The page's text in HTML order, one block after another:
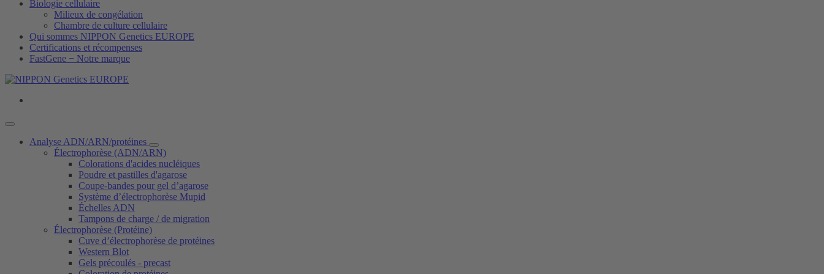
Biologie cellulaire
Milieux de congélation
Chambre de culture cellulaire
Qui sommes NIPPON Genetics EUROPE
Certifications et récompenses
FastGene − Notre marque
Analyse ADN/ARN/protéines
Électrophorèse (ADN/ARN)
Colorations d'acides nucléiques
Poudre et pastilles d'agarose
Coupe-bandes pour gel d’agarose
Système d’électrophorèse Mupid
Échelles ADN
Tampons de charge / de migration
Électrophorèse (Protéine)
Cuve d’électrophorèse de protéines
Western Blot
Gels précoulés - precast